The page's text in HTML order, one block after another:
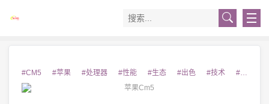
#CM5 #苹果 #处理器 #性能 #生态 #出色 #技术 #产品